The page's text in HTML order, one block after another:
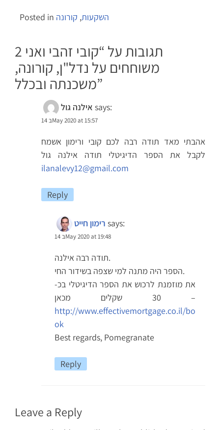
Posted in השקעות, קורונה
2 תגובות על “קובי זהבי ואני
משוחחים על נדל"ן, קורונה,
משכנתה ובכלל”
אילנה גול says:
14 בMay 2020 at 15:57
אהבתי מאד תודה רבה לכם קובי ורימון אשמח
לקבל את הספר הדיגיטלי תודה אילנה גול
ilanalevy12@gmail.com
Reply
רימון חייט says:
14 בMay 2020 at 19:48
תודה רבה אילנה.
הספר היה מתנה למי שצפה בשידור החי.
את מוזמנת לרכוש את הספר הדיגיטלי בכ-
30 שקלים מכאן –
http://www.effectivemortgage.co.il/bo
ok
Best regards, Pomegranate
Reply
Leave a Reply